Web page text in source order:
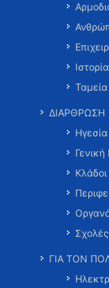
Ιστορία
Ταμεία
ΔΙΑΡΘΡΩΣΗ
Ηγεσία
ΓΙΑ ΤΟΝ